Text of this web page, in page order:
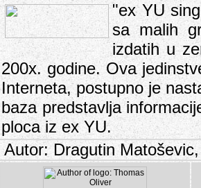
"ex YU
sa malih
izdatih u
200x. godine. Ova
Interneta, postupno je
baza predstavlja
ploca iz ex YU.
Autor: Dragutin